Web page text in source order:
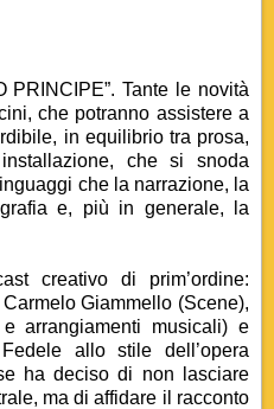
PRINCIPE”. Tante le novità
che potranno assistere a
in equilibrio tra prosa,
che si snoda
che la narrazione, la
e, più in generale, la
creativo di prim’ordine:
Giammello (Scene),
arrangiamenti musicali) e
allo stile dell’opera
ha deciso di non lasciare
ma di affidare il racconto